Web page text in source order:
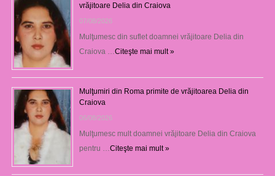
vrăjitoare Delia din Craiova
07/08/2026
Mulţumesc din suflet doamnei vrăjitoare Delia din
Craiova …Citeşte mai mult »
Mulţumiri din Roma primite de vrăjitoarea Delia din
Craiova
06/08/2026
Mulţumesc mult doamnei vrăjitoare Delia din Craiova
pentru …Citeşte mai mult »